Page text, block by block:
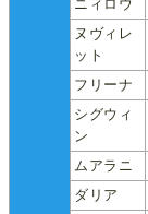
ニィロウ
ヌヴィレ
ット
フリーナ
シグウィ
ン
ムアラニ
ダリア